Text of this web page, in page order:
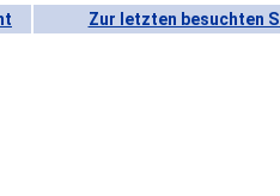
Zur letzten besuchten